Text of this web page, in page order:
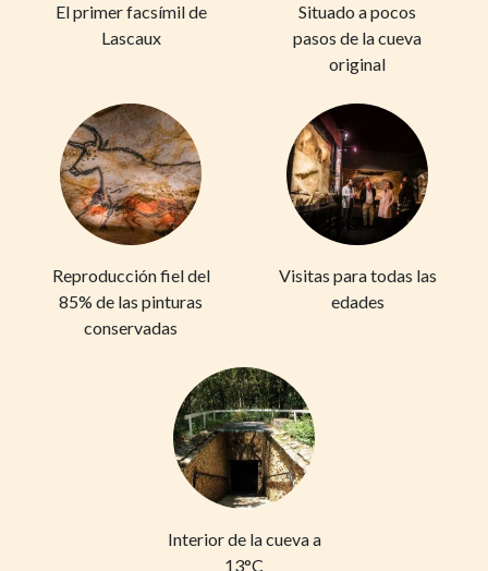
El primer facsímil de
Lascaux
Situado a pocos
pasos de la cueva
original
Reproducción fiel del
85% de las pinturas
conservadas
Visitas para todas las
edades
Interior de la cueva a
13°C